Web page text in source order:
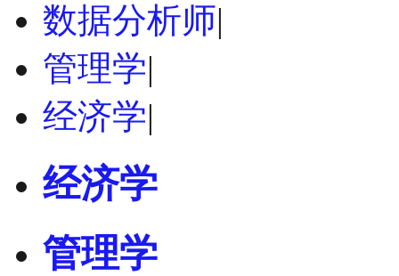
数据分析师|
管理学|
经济学|
经济学
管理学